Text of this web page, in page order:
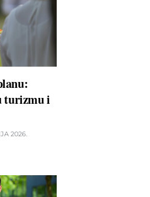
turizmu i
2026.